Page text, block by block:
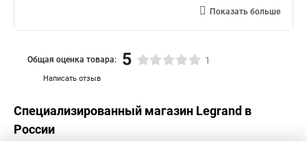
Показать больше
Написать отзыв
Общая оценка товара: 5 1
Специализированный магазин Legrand в
России